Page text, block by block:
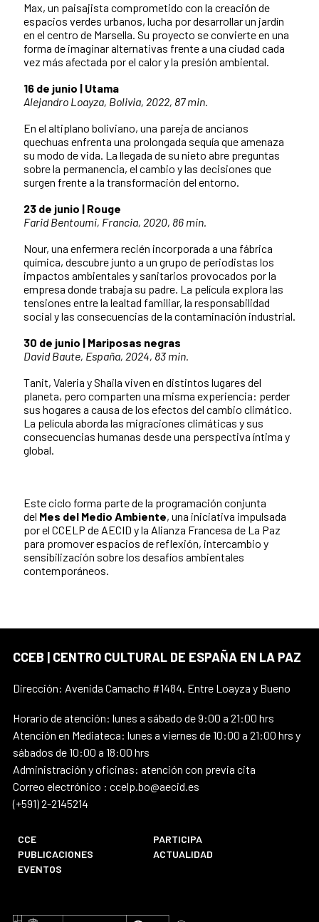
Max, un paisajista comprometido con la creación de
espacios verdes urbanos, lucha por desarrollar un jardín
en el centro de Marsella. Su proyecto se convierte en una
forma de imaginar alternativas frente a una ciudad cada
vez más afectada por el calor y la presión ambiental.
16 de junio | Utama
Alejandro Loayza, Bolivia, 2022, 87 min.
En el altiplano boliviano, una pareja de ancianos
quechuas enfrenta una prolongada sequía que amenaza
su modo de vida. La llegada de su nieto abre preguntas
sobre la permanencia, el cambio y las decisiones que
surgen frente a la transformación del entorno.
23 de junio | Rouge
Farid Bentoumi, Francia, 2020, 86 min.
Nour, una enfermera recién incorporada a una fábrica
química, descubre junto a un grupo de periodistas los
impactos ambientales y sanitarios provocados por la
empresa donde trabaja su padre. La película explora las
tensiones entre la lealtad familiar, la responsabilidad
social y las consecuencias de la contaminación industrial.
30 de junio | Mariposas negras
David Baute, España, 2024, 83 min.
Tanit, Valeria y Shaila viven en distintos lugares del
planeta, pero comparten una misma experiencia: perder
sus hogares a causa de los efectos del cambio climático.
La película aborda las migraciones climáticas y sus
consecuencias humanas desde una perspectiva íntima y
global.
Este ciclo forma parte de la programación conjunta
del Mes del Medio Ambiente, una iniciativa impulsada
por el CCELP de AECID y la Alianza Francesa de La Paz
para promover espacios de reflexión, intercambio y
sensibilización sobre los desafíos ambientales
contemporáneos.
CCEB | CENTRO CULTURAL DE ESPAÑA EN LA PAZ
Dirección: Avenida Camacho #1484. Entre Loayza y Bueno
Horario de atención: lunes a sábado de 9:00 a 21:00 hrs
Atención en Mediateca: lunes a viernes de 10:00 a 21:00 hrs y
sábados de 10:00 a 18:00 hrs
Administración y oficinas: atención con previa cita
Correo electrónico : ccelp.bo@aecid.es
(+591) 2-2145214
CCE
PARTICIPA
PUBLICACIONES
ACTUALIDAD
EVENTOS